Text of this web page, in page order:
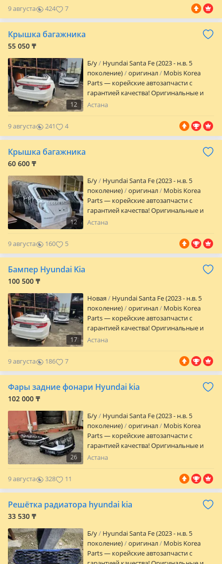
Genesis Getz Azera Kona Starex Staria
Sportage Sorento K5 Optima Cerato
Carnival K3 K7 K8 K9 Mohave Morning
Picanto Bayon I20 I30 Ray Sedona Seltos
9 августа 424 7
Крышка багажника
55 050 ₸
12
Б/y
Hyundai Santa Fe (2023 - н.в. 5
поколение)
оригинал
Mobis Korea
Parts — корейские автозапчасти с
гарантией качества! Оригинальные и
проверенные запчасти для корейских
помощь с подбором, честный сервис и
гарантия на весь ассортимент. Филиалы
в Шымкенте и Астане — всегда ближе к
Астана
9 августа 241 4
Крышка багажника
60 600 ₸
12
Б/y
Hyundai Santa Fe (2023 - н.в. 5
поколение)
оригинал
Mobis Korea
Parts — корейские автозапчасти с
гарантией качества! Оригинальные и
проверенные запчасти для корейских
помощь с подбором, честный сервис и
гарантия на весь ассортимент. Филиалы
в Шымкенте и Астане — всегда ближе к
Астана
9 августа 160 5
Бампер Hyundai Kia
100 500 ₸
17
Новая
Hyundai Santa Fe (2023 - н.в. 5
поколение)
оригинал
Mobis Korea
Parts — корейские автозапчасти с
гарантией качества! Оригинальные и
проверенные запчасти для корейских
помощь с подбором, честный сервис и
гарантия на весь ассортимент. Филиалы
в Шымкенте и Астане — всегда ближе к
вам! Надёжность, качество и детали,
Астана
9 августа 186 7
Фары задние фонари Hyundai kia
102 000 ₸
26
Б/y
Hyundai Santa Fe (2023 - н.в. 5
поколение)
оригинал
Mobis Korea
Parts — корейские автозапчасти с
гарантией качества! Оригинальные и
проверенные запчасти для корейских
помощь с подбором, честный сервис и
гарантия на весь ассортимент. Филиалы
в Шымкенте и Астане — всегда ближе к
вам! Надёжность, качество и детали,
Астана
9 августа 328 11
Решётка радиатора hyundai kia
33 530 ₸
Б/y
Hyundai Santa Fe (2023 - н.в. 5
поколение)
оригинал
Mobis Korea
Parts — корейские автозапчасти с